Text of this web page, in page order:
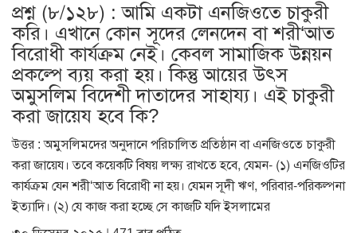
প্রশ্ন (৮/১২৮) : আমি একটা এনজিওতে চাকুরী
করি। এখানে কোন সূদের লেনদেন বা শরী‘আত
বিরোধী কার্যক্রম নেই। কেবল সামাজিক উন্নয়ন
প্রকল্পে ব্যয় করা হয়। কিন্তু আয়ের উৎস
অমুসলিম বিদেশী দাতাদের সাহায্য। এই চাকুরী
করা জায়েয হবে কি?
উত্তর : অমুসলিমদের অনুদানে পরিচালিত প্রতিষ্ঠান বা এনজিওতে চাকুরী
করা জায়েয। তবে কয়েকটি বিষয় লক্ষ্য রাখতে হবে, যেমন- (১) এনজিওটির
কার্যক্রম যেন শরী‘আত বিরোধী না হয়। যেমন সূদী ঋণ, পরিবার-পরিকল্পনা
ইত্যাদি। (২) যে কাজ করা হচ্ছে সে কাজটি যদি ইসলামের